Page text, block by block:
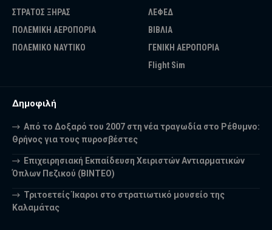
ΣΤΡΑΤΟΣ ΞΗΡΑΣ
ΠΟΛΕΜΙΚΗ ΑΕΡΟΠΟΡΙΑ
ΠΟΛΕΜΙΚΟ ΝΑΥΤΙΚΟ
ΛΕΦΕΔ
ΒΙΒΛΙΑ
ΓΕΝΙΚΗ ΑΕΡΟΠΟΡΙΑ
Flight Sim
Δημοφιλή
Από το Δοξαρό του 2007 στη νέα τραγωδία στο Ρέθυμνο:
Θρήνος για τους πυροσβέστες
Επιχειρησιακή Εκπαίδευση Χειριστών Αντιαρματικών
Όπλων Πεζικού (ΒΙΝΤΕΟ)
Τριτοετείς Ίκαροι στο στρατιωτικό μουσείο της
Καλαμάτας